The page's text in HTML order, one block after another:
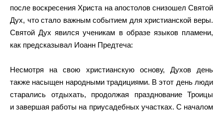
после воскресения Христа на апостолов снизошел Святой
Дух, что стало важным событием для христианской веры.
Святой Дух явился ученикам в образе языков пламени,
как предсказывал Иоанн Предтеча:
Несмотря на свою христианскую основу, Духов день
также насыщен народными традициями. В этот день люди
старались отдыхать, продолжая празднование Троицы
и завершая работы на приусадебных участках. С началом